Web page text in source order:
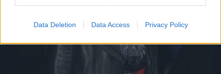
Data Deletion Data Access Privacy Policy